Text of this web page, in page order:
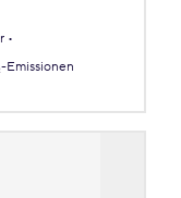
Emissionen